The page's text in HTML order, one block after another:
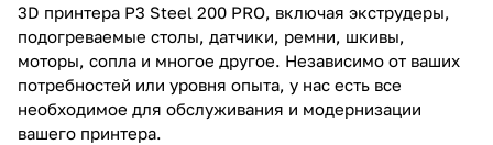
3D принтера P3 Steel 200 PRO, включая экструдеры,
подогреваемые столы, датчики, ремни, шкивы,
моторы, сопла и многое другое. Независимо от ваших
потребностей или уровня опыта, у нас есть все
необходимое для обслуживания и модернизации
вашего принтера.